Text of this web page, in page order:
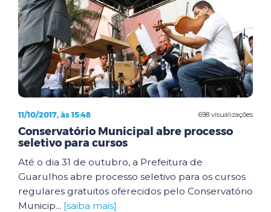
698 visualizações
11/10/2017, às 15:48
Conservatório Municipal abre processo
seletivo para cursos
Até o dia 31 de outubro, a Prefeitura de
Guarulhos abre processo seletivo para os cursos
regulares gratuitos oferecidos pelo Conservatório
Municip... [saiba mais]